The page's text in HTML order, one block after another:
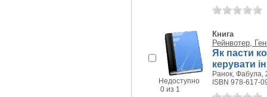
Недоступно
0 из 1
Книга
Рейнвотер,
Як пасти
керувати
Ранок, Фабула,
ISBN 978-617-